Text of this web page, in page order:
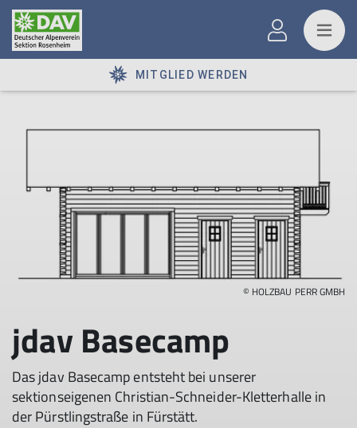
MITGLIED WERDEN
© HOLZBAU PERR GMBH
jdav Basecamp
Das jdav Basecamp entsteht bei unserer
sektionseigenen Christian-Schneider-Kletterhalle in
der Pürstlingstraße in Fürstätt.